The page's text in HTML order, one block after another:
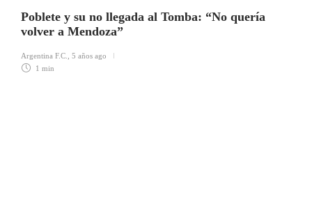
Poblete y su no llegada al Tomba: “No quería
volver a Mendoza”
Argentina F.C.
5 años ago
1 min